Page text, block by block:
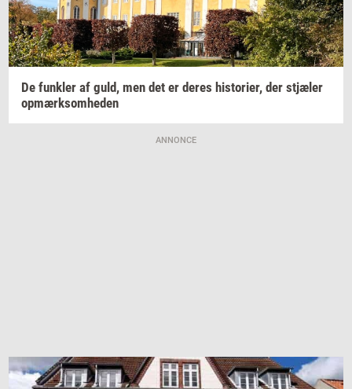
De funk­ler af guld, men det er deres hi­sto­ri­er, der stjæ­ler
op­mærk­som­he­den
ANNONCE